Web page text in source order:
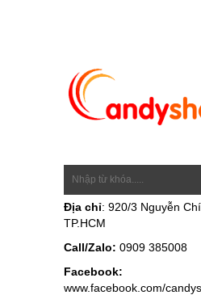
Địa chỉ: 920/3 Nguyễn
TP.HCM
Call/Zalo: 0909 385008
Facebook:
www.facebook.com/